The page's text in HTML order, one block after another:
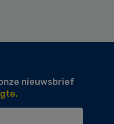
nieuwsbrief